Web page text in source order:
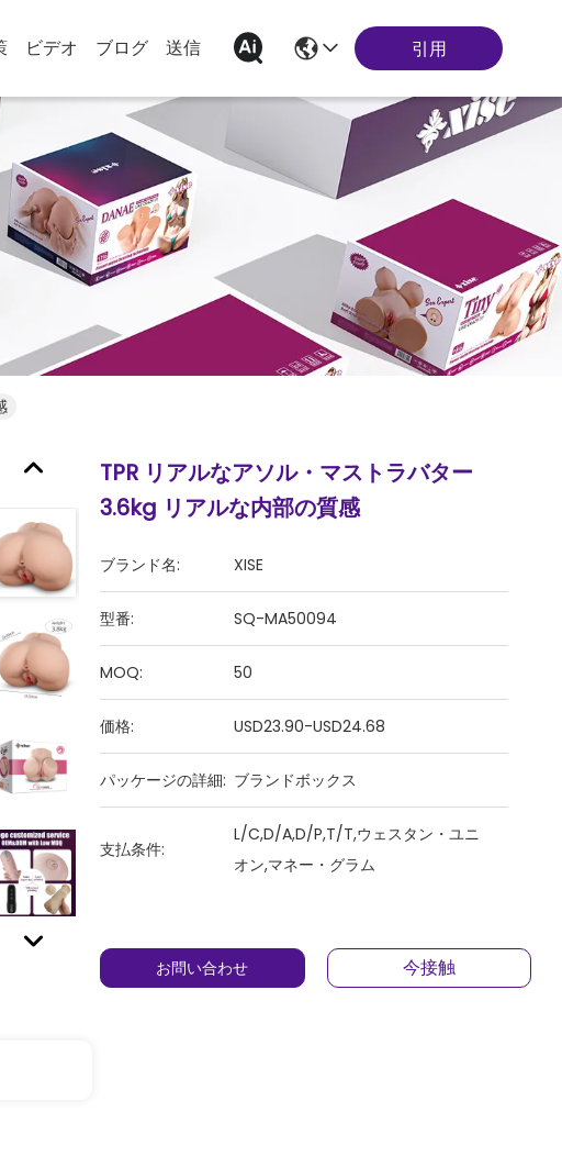
ビデオ ブログ 送信 引用
TPR リアルなアソル・マストラバター
3.6kg リアルな内部の質感
ブランド名: XISE
型番: SQ-MA50094
MOQ: 50
価格: USD23.90-USD24.68
パッケージの詳細: ブランドボックス
支払条件:
L/C,D/A,D/P,T/T,ウェスタン・ユニ
オン,マネー・グラム
お問い合わせ 今接触